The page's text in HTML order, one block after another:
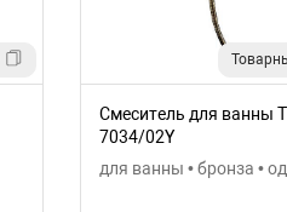
Смеситель для ванны
7034/02Y
для ванны • бронза •